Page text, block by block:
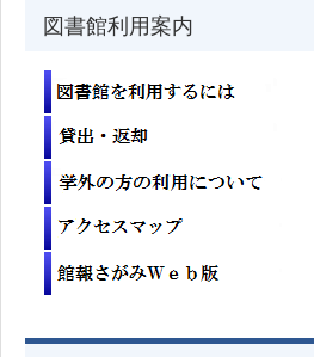
図書館利用案内